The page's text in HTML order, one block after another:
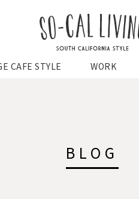
SO-CAL
CAFE STYLE WORK
BLOG